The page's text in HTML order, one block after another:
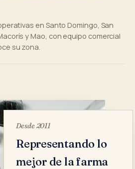
en Santo Domingo, San
y Mao, con equipo comercial
su zona.
Desde 2011
Representando lo
mejor de la farma